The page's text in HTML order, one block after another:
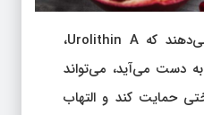
تحقیقات جدید نشان می‌دهند که Urolithin A،
به دست می‌آید، می‌تواند
حمایت کند و التهاب